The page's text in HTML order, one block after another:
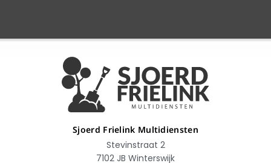
Sjoerd Frielink Multidiensten
Stevinstraat 2
7102 JB Winterswijk